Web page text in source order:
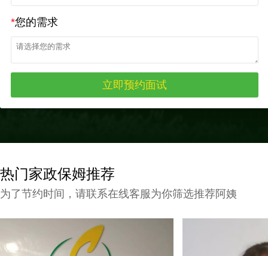
*您的需求
热门家政保姆推荐
为了节约时间，请联系在线客服为你筛选推荐阿姨